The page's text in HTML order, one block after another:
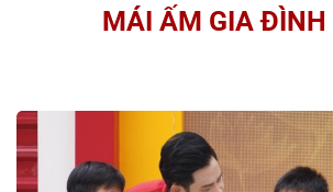
MÁI ẤM GIA ĐÌNH